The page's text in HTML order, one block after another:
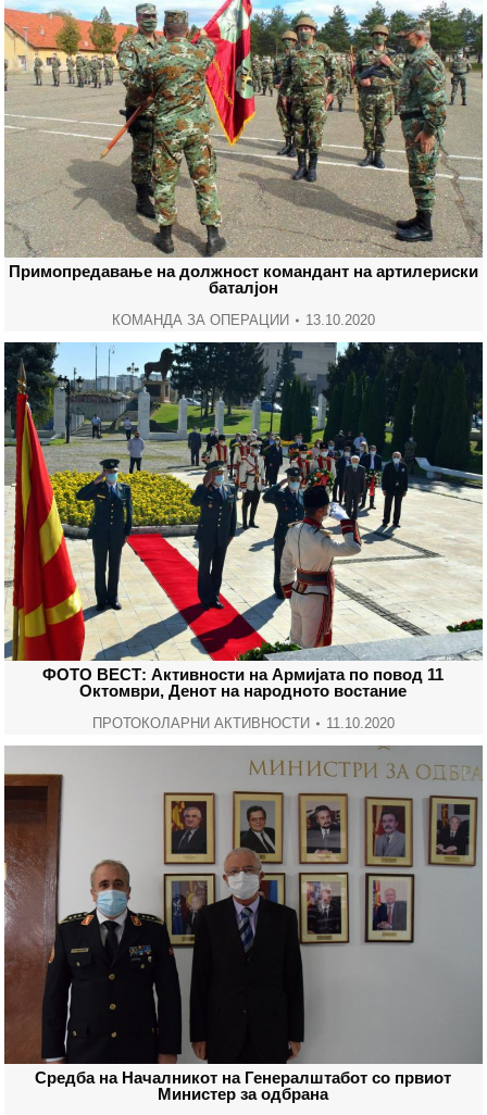
Примопредавање на должност командант на артилериски
баталјон
КОМАНДА ЗА ОПЕРАЦИИ 13.10.2020
ФОТО ВЕСТ: Активности на Армијата по повод 11
Октомври, Денот на народното востание
ПРОТОКОЛАРНИ АКТИВНОСТИ 11.10.2020
Средба на Началникот на Генералштабот со првиот
Министер за одбрана